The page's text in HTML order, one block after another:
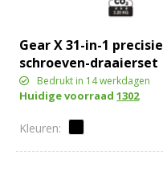
Gear X 31-in-1 precisie
schroeven-draaierset
Bedrukt in 14 werkdagen
Huidige voorraad1302